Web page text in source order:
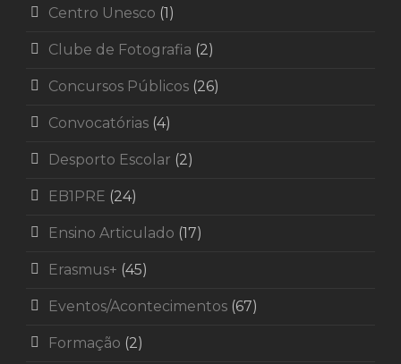
Centro Unesco (1)
Clube de Fotografia (2)
Concursos Públicos (26)
Convocatórias (4)
Desporto Escolar (2)
EB1PRE (24)
Ensino Articulado (17)
Erasmus+ (45)
Eventos/Acontecimentos (67)
Formação (2)